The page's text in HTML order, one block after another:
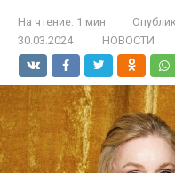
На чтение: 1 мин
30.03.2024
НОВОСТИ